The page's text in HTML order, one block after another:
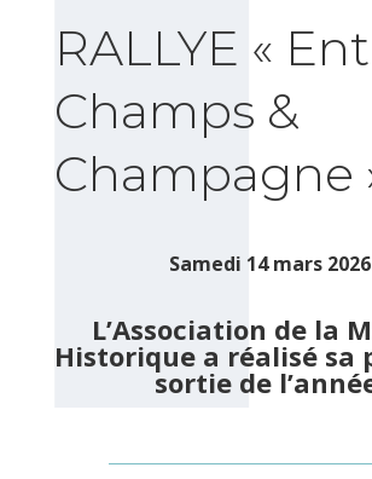
RALLYE «
Champs &
Champagne
Samedi 14 mars 2026
L’Association de la
Historique a réalisé sa
sortie de